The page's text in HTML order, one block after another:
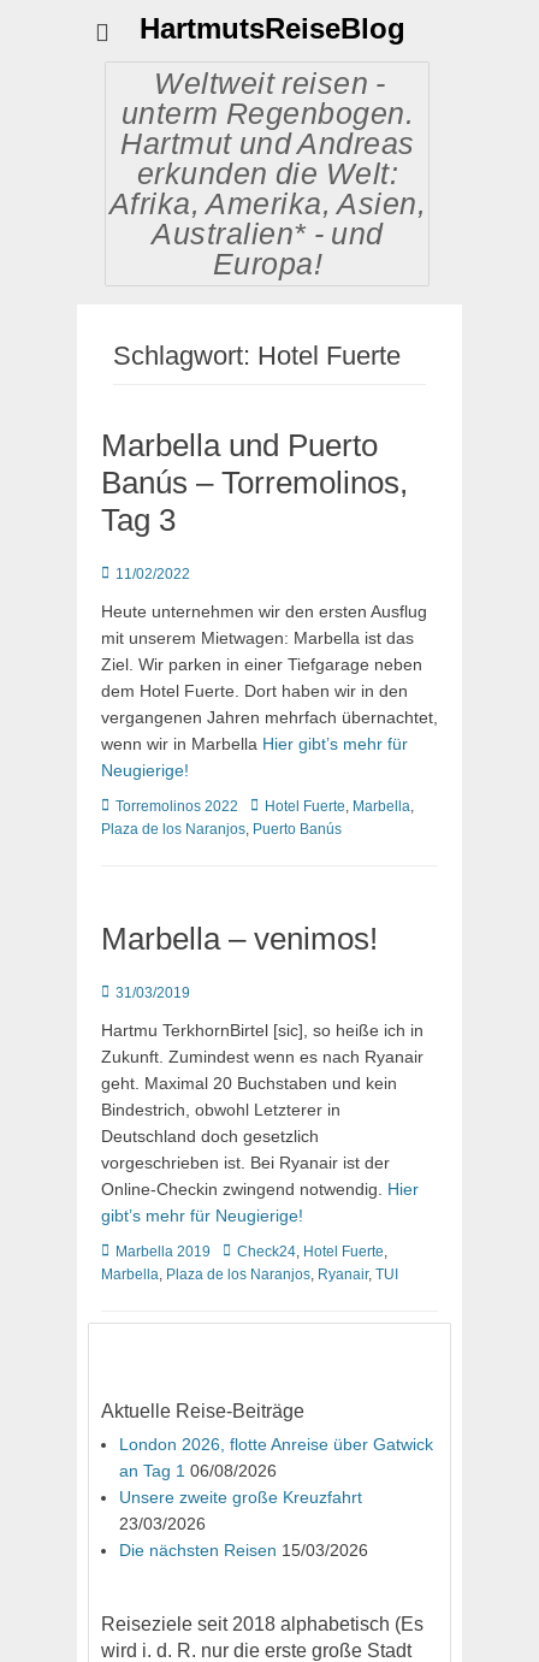
HartmutsReiseBlog
Weltweit reisen -
unterm Regenbogen.
Hartmut und Andreas
erkunden die Welt:
Afrika, Amerika, Asien,
Australien* - und
Europa!
Schlagwort: Hotel Fuerte
Marbella und Puerto
Banús – Torremolinos,
Tag 3
Posted
11/02/2022
Heute unternehmen wir den ersten Ausflug
mit unserem Mietwagen: Marbella ist das
Ziel. Wir parken in einer Tiefgarage neben
dem Hotel Fuerte. Dort haben wir in den
vergangenen Jahren mehrfach übernachtet,
wenn wir in Marbella Hier gibt’s mehr für
Neugierige!
Kategorien
Torremolinos 2022 Schlagworte
Hotel Fuerte, Marbella,
Plaza de los Naranjos, Puerto Banús
Marbella – venimos!
Posted
31/03/2019
Hartmu TerkhornBirtel [sic], so heiße ich in
Zukunft. Zumindest wenn es nach Ryanair
geht. Maximal 20 Buchstaben und kein
Bindestrich, obwohl Letzterer in
Deutschland doch gesetzlich
vorgeschrieben ist. Bei Ryanair ist der
Online-Checkin zwingend notwendig. Hier
gibt’s mehr für Neugierige!
Kategorien
Marbella 2019 Schlagworte
Check24, Hotel Fuerte,
Marbella, Plaza de los Naranjos, Ryanair, TUI
Aktuelle Reise-Beiträge
London 2026, flotte Anreise über Gatwick
an Tag 1 06/08/2026
Unsere zweite große Kreuzfahrt
23/03/2026
Die nächsten Reisen 15/03/2026
Reiseziele seit 2018 alphabetisch (Es
wird i. d. R. nur die erste große Stadt